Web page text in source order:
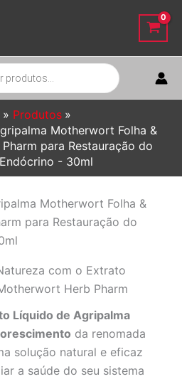
Produtos
Motherwort Folha &
para Restauração do
- 30ml
Motherwort Folha &
para Restauração do
com o Extrato
Herb Pharm
Líquido de Agripalma
da renomada
solução natural e eficaz
a saúde do seu sistema